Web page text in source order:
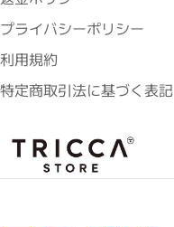
プライバシーポリシー
利用規約
特定商取引法に基づく表記